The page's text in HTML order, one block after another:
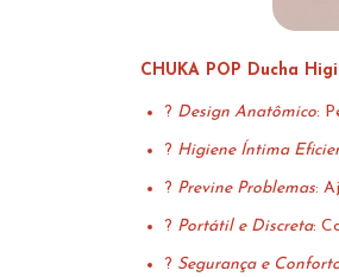
CHUKA POP Ducha
? Design Anatômico:
? Higiene Íntima
? Previne Problemas:
? Portátil e Discreta:
? Segurança e